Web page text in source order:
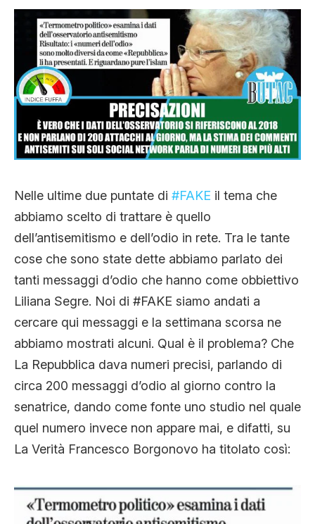
EDITORIALI
TRUFFE E SOCIAL NETWORK
CLIMA ED ENERGIA
CHI SIAMO
Nelle ultime due puntate di #FAKE il tema che
abbiamo scelto di trattare è quello
dell’antisemitismo e dell’odio in rete. Tra le tante
cose che sono state dette abbiamo parlato dei
tanti messaggi d’odio che hanno come obbiettivo
Liliana Segre. Noi di #FAKE siamo andati a
cercare qui messaggi e la settimana scorsa ne
abbiamo mostrati alcuni. Qual è il problema? Che
La Repubblica dava numeri precisi, parlando di
circa 200 messaggi d’odio al giorno contro la
senatrice, dando come fonte uno studio nel quale
quel numero invece non appare mai, e difatti, su
La Verità Francesco Borgonovo ha titolato così: